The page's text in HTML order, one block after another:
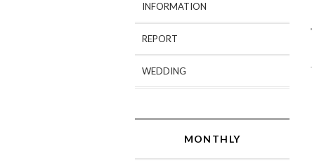
INFORMATION
REPORT
WEDDING
MONTHLY